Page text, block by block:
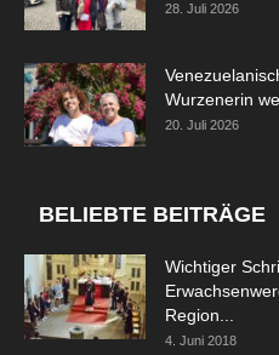
28. Juli 2026
Wurzenerin
20. Juli 2026
BELIEBTE BEITRÄGE
Wichtiger
Region...
4. Juni 2018